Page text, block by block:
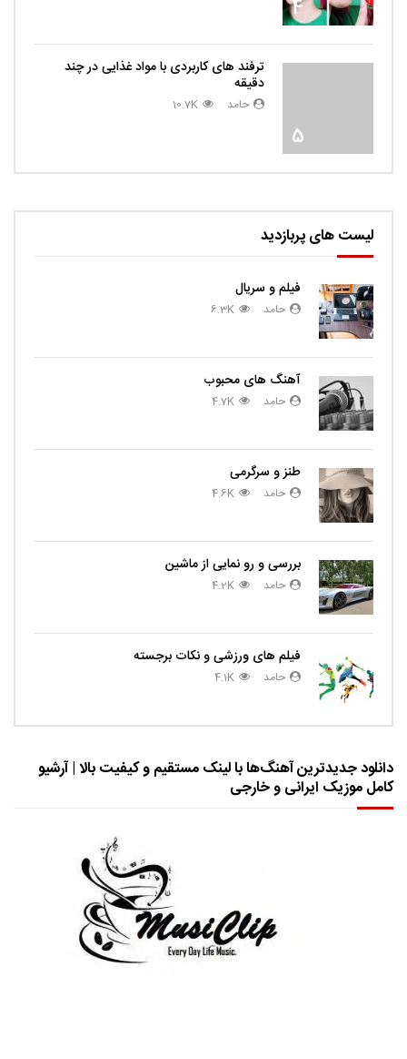
4
5
ترفند های کاربردی با مواد غذایی در چند
دقیقه
حامد 10.7K
لیست های پربازدید
فیلم و سریال
حامد 6.3K
آهنگ های محبوب
حامد 4.7K
طنز و سرگرمی
حامد 4.6K
بررسی و رو نمایی از ماشین
حامد 4.2K
فیلم های ورزشی و نکات برجسته
حامد 4.1K
دانلود جدیدترین آهنگ‌ها با لینک مستقیم و کیفیت بالا | آرشیو
کامل موزیک ایرانی و خارجی